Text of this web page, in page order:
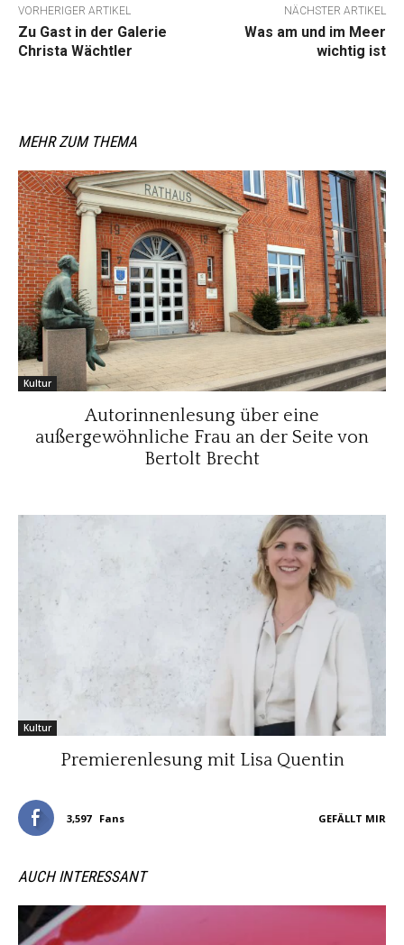
VORHERIGER ARTIKEL
Zu Gast in der Galerie
Christa Wächtler
NÄCHSTER ARTIKEL
Was am und im Meer
wichtig ist
MEHR ZUM THEMA
Kultur
Autorinnenlesung über eine
außergewöhnliche Frau an der Seite von
Bertolt Brecht
Kultur
Premierenlesung mit Lisa Quentin
3,597 Fans GEFÄLLT MIR
AUCH INTERESSANT